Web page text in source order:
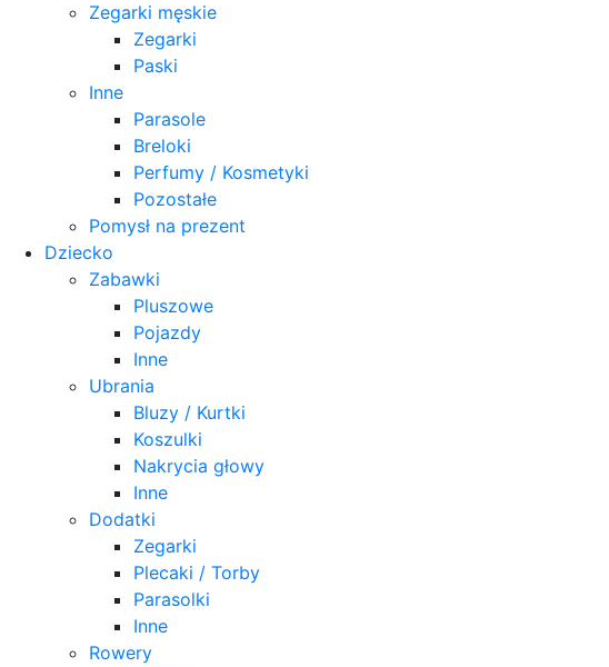
Zegarki męskie
Zegarki
Paski
Inne
Parasole
Breloki
Perfumy / Kosmetyki
Pozostałe
Pomysł na prezent
Dziecko
Zabawki
Pluszowe
Pojazdy
Inne
Ubrania
Bluzy / Kurtki
Koszulki
Nakrycia głowy
Inne
Dodatki
Zegarki
Plecaki / Torby
Parasolki
Inne
Rowery